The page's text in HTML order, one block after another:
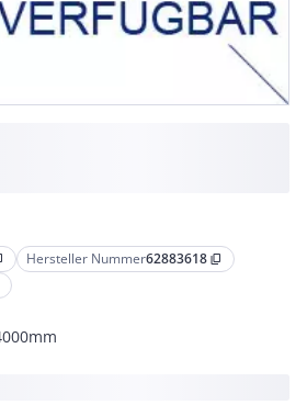
Hersteller Nummer62883618 content_copy